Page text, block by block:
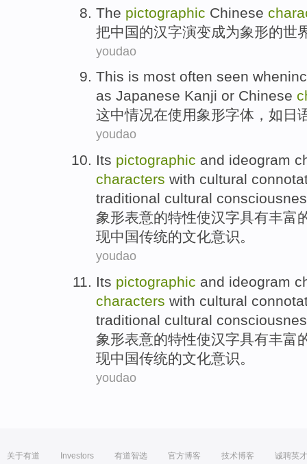
The pictographic Chinese
把中国的汉字演变成为象形的世
youdao
This is most often seen
as Japanese Kanji or Chinese
这中情况在使用象形字体 ， 如 日
youdao
Its pictographic and ideogram
characters with cultural
traditional cultural
象形表意的特性使汉字具有丰富
现中国传统的文化意识。
youdao
Its pictographic and ideogram
characters with cultural
traditional cultural
象形表意的特性使汉字具有丰富
现中国传统的文化意识。
youdao
关于有道 Investors 有道智选 官方博客 技术博客 诚聘英才